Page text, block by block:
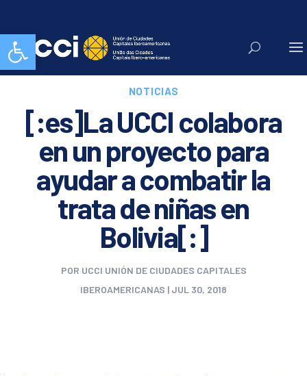
Abrir barra de herramientas
NOTICIAS
[:es]La UCCI colabora
en un proyecto para
ayudar a combatir la
trata de niñas en
Bolivia[:]
POR UCCI UNIÓN DE CIUDADES CAPITALES
IBEROAMERICANAS | JUL 30, 2018